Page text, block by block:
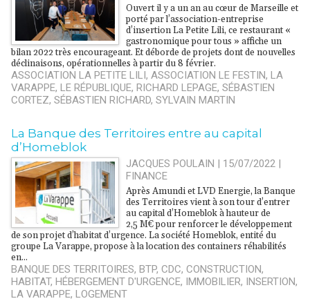
Ouvert il y a un an au cœur de Marseille et
porté par l’association-entreprise
d’insertion La Petite Lili, ce restaurant «
gastronomique pour tous » affiche un
bilan 2022 très encourageant. Et déborde de projets dont de nouvelles
déclinaisons, opérationnelles à partir du 8 février.
ASSOCIATION LA PETITE LILI, ASSOCIATION LE FESTIN, LA
VARAPPE, LE RÉPUBLIQUE, RICHARD LEPAGE, SÉBASTIEN
CORTEZ, SÉBASTIEN RICHARD, SYLVAIN MARTIN
La Banque des Territoires entre au capital
d’Homeblok
JACQUES POULAIN | 15/07/2022 |
FINANCE
Après Amundi et LVD Energie, la Banque
des Territoires vient à son tour d’entrer
au capital d’Homeblok à hauteur de
2,5 M€ pour renforcer le développement
de son projet d’habitat d’urgence. La société Homeblok, entité du
groupe La Varappe, propose à la location des containers réhabilités
en...
BANQUE DES TERRITOIRES, BTP, CDC, CONSTRUCTION,
HABITAT, HÉBERGEMENT D'URGENCE, IMMOBILIER, INSERTION,
LA VARAPPE, LOGEMENT